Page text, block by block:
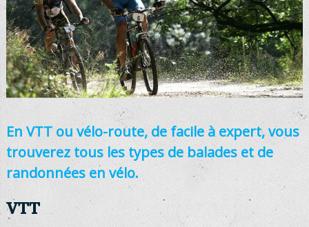
En VTT ou vélo-route, de facile à expert, vous
trouverez tous les types de balades et de
randonnées en vélo.
VTT